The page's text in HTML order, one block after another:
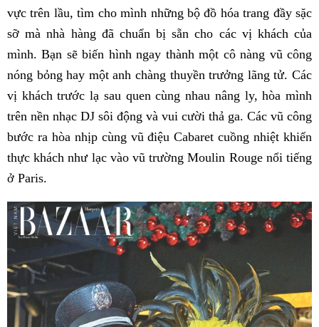
vực trên lầu, tìm cho mình những bộ đồ hóa trang đầy sặc
sỡ mà nhà hàng đã chuẩn bị sẵn cho các vị khách của
mình. Bạn sẽ biến hình ngay thành một cô nàng vũ công
nóng bỏng hay một anh chàng thuyền trưởng lãng tử. Các
vị khách trước lạ sau quen cùng nhau nâng ly, hòa mình
trên nền nhạc DJ sôi động và vui cười thả ga. Các vũ công
bước ra hòa nhịp cùng vũ điệu Cabaret cuồng nhiệt khiến
thực khách như lạc vào vũ trường Moulin Rouge nổi tiếng
ở Paris.